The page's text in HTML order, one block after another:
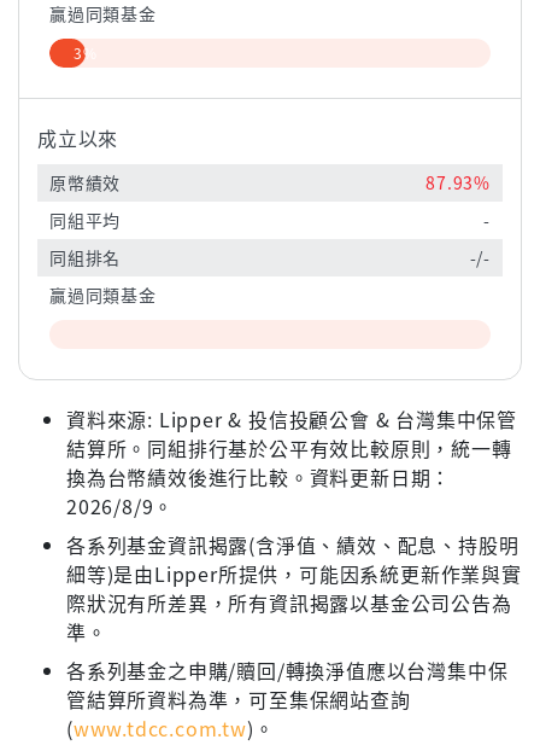
贏過同類基金
3%
成立以來
原幣績效
87.93%
同組平均
-
同組排名
-/-
贏過同類基金
資料來源: Lipper & 投信投顧公會 & 台灣集中保管
結算所。同組排行基於公平有效比較原則，統一轉
換為台幣績效後進行比較。資料更新日期：
2026/8/9。
各系列基金資訊揭露(含淨值、績效、配息、持股明
細等)是由Lipper所提供，可能因系統更新作業與實
際狀況有所差異，所有資訊揭露以基金公司公告為
準。
各系列基金之申購/贖回/轉換淨值應以台灣集中保
管結算所資料為準，可至集保網站查詢
(www.tdcc.com.tw)。